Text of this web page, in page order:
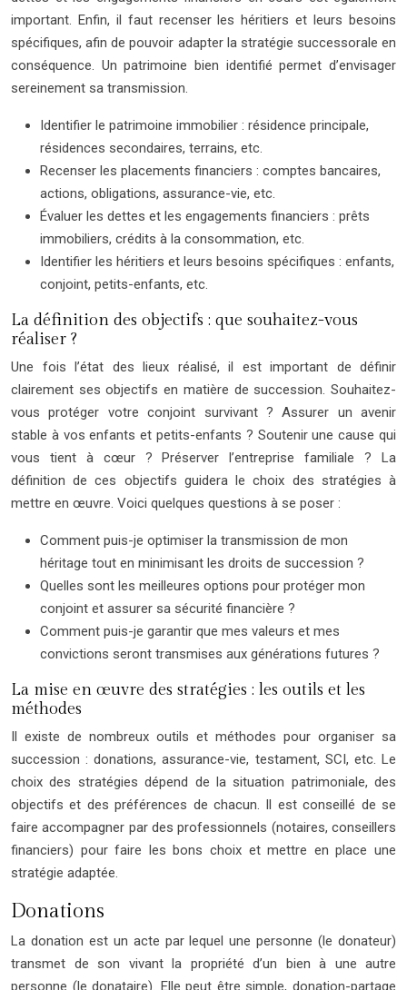
important. Enfin, il faut recenser les héritiers et leurs besoins
spécifiques, afin de pouvoir adapter la stratégie successorale en
conséquence. Un patrimoine bien identifié permet d’envisager
sereinement sa transmission.
Identifier le patrimoine immobilier : résidence principale,
résidences secondaires, terrains, etc.
Recenser les placements financiers : comptes bancaires,
actions, obligations, assurance-vie, etc.
Évaluer les dettes et les engagements financiers : prêts
immobiliers, crédits à la consommation, etc.
Identifier les héritiers et leurs besoins spécifiques : enfants,
conjoint, petits-enfants, etc.
La définition des objectifs : que souhaitez-vous
réaliser ?
Une fois l’état des lieux réalisé, il est important de définir
clairement ses objectifs en matière de succession. Souhaitez-
vous protéger votre conjoint survivant ? Assurer un avenir
stable à vos enfants et petits-enfants ? Soutenir une cause qui
vous tient à cœur ? Préserver l’entreprise familiale ? La
définition de ces objectifs guidera le choix des stratégies à
mettre en œuvre. Voici quelques questions à se poser :
Comment puis-je optimiser la transmission de mon
héritage tout en minimisant les droits de succession ?
Quelles sont les meilleures options pour protéger mon
conjoint et assurer sa sécurité financière ?
Comment puis-je garantir que mes valeurs et mes
convictions seront transmises aux générations futures ?
La mise en œuvre des stratégies : les outils et les
méthodes
Il existe de nombreux outils et méthodes pour organiser sa
succession : donations, assurance-vie, testament, SCI, etc. Le
choix des stratégies dépend de la situation patrimoniale, des
objectifs et des préférences de chacun. Il est conseillé de se
faire accompagner par des professionnels (notaires, conseillers
financiers) pour faire les bons choix et mettre en place une
stratégie adaptée.
Donations
La donation est un acte par lequel une personne (le donateur)
transmet de son vivant la propriété d’un bien à une autre
personne (le donataire). Elle peut être simple, donation-partage